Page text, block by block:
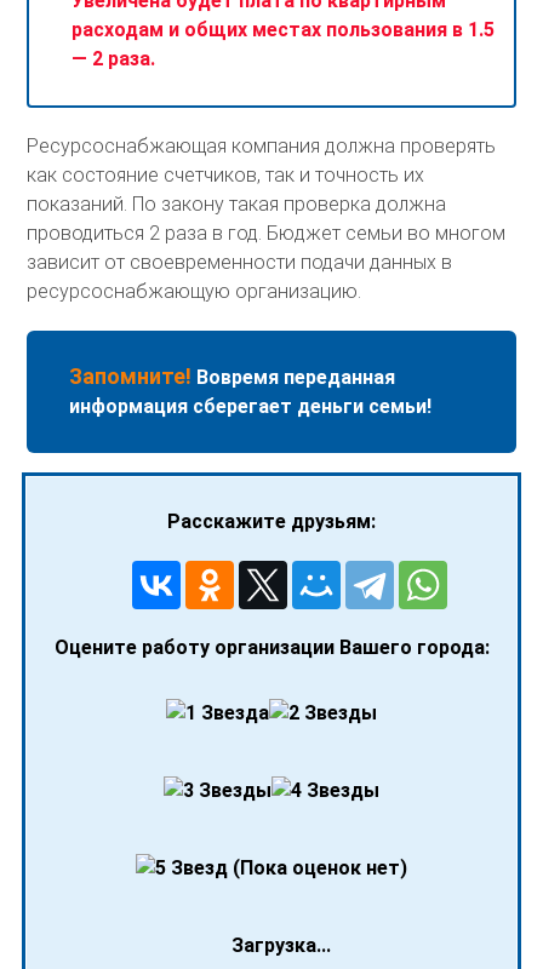
расходам и общих местах пользования в 1.5
— 2 раза.
Ресурсоснабжающая компания должна проверять
как состояние счетчиков, так и точность их
показаний. По закону такая проверка должна
проводиться 2 раза в год. Бюджет семьи во многом
зависит от своевременности подачи данных в
ресурсоснабжающую организацию.
Запомните! Вовремя переданная
информация сберегает деньги семьи!
Расскажите друзьям:
Оцените работу организации Вашего города:
(Пока оценок нет)
Загрузка...